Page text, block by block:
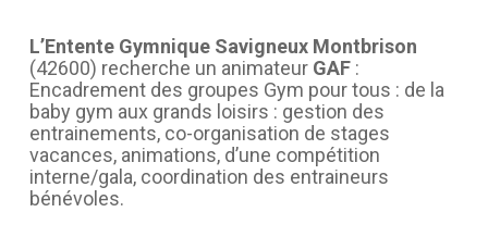
L’Entente Gymnique Savigneux Montbrison
(42600) recherche un animateur GAF:
Encadrement des groupes Gym pour tous : de la
baby gym aux grands loisirs : gestion des
entrainements, co-organisation de stages
vacances, animations, d’une compétition
interne/gala, coordination des entraineurs
bénévoles.